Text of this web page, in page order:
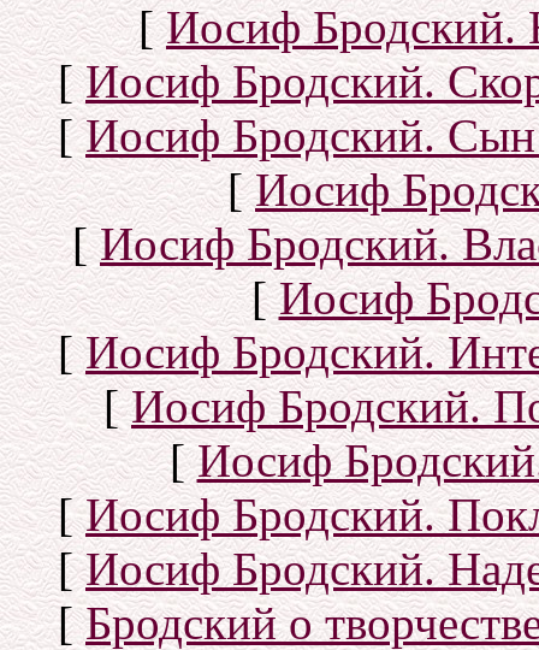
[Иосиф Бродский.
[Иосиф Бродский.
[Иосиф Бродский.
[Иосиф
[Иосиф Бродский.
[Иосиф
[Иосиф Бродский.
[Иосиф Бродский.
[Иосиф
[Иосиф Бродский.
[Иосиф Бродский.
[Бродский о